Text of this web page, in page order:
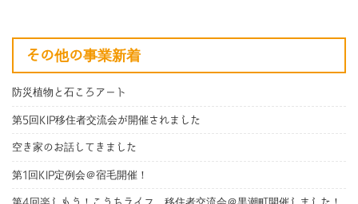
その他の事業新着
防災植物と石ころアート
第5回KIP移住者交流会が開催されました
空き家のお話してきました
第1回KIP定例会＠宿毛開催！